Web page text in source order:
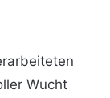
Wucht